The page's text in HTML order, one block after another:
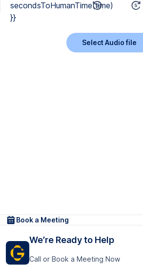
secondsToHumanTime(time)
}}
Select Audio file
Book a Meeting
We’re Ready to Help
Call or Book a Meeting Now